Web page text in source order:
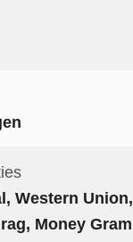
Western Union,
Money Gram